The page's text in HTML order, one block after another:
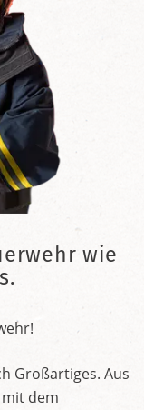
wie
Großartiges. Aus
mit dem